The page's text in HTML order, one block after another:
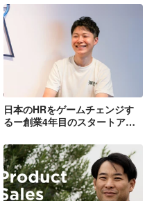
日本のHRをゲームチェンジす
るー創業4年目のスタートアッ
ー